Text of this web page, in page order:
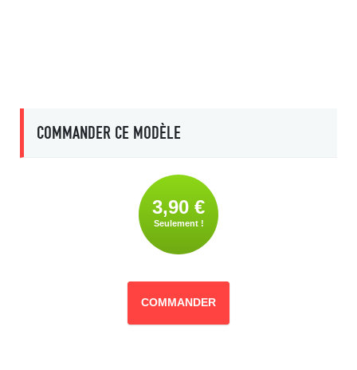
COMMANDER CE MODÈLE
3,90 €
Seulement !
COMMANDER